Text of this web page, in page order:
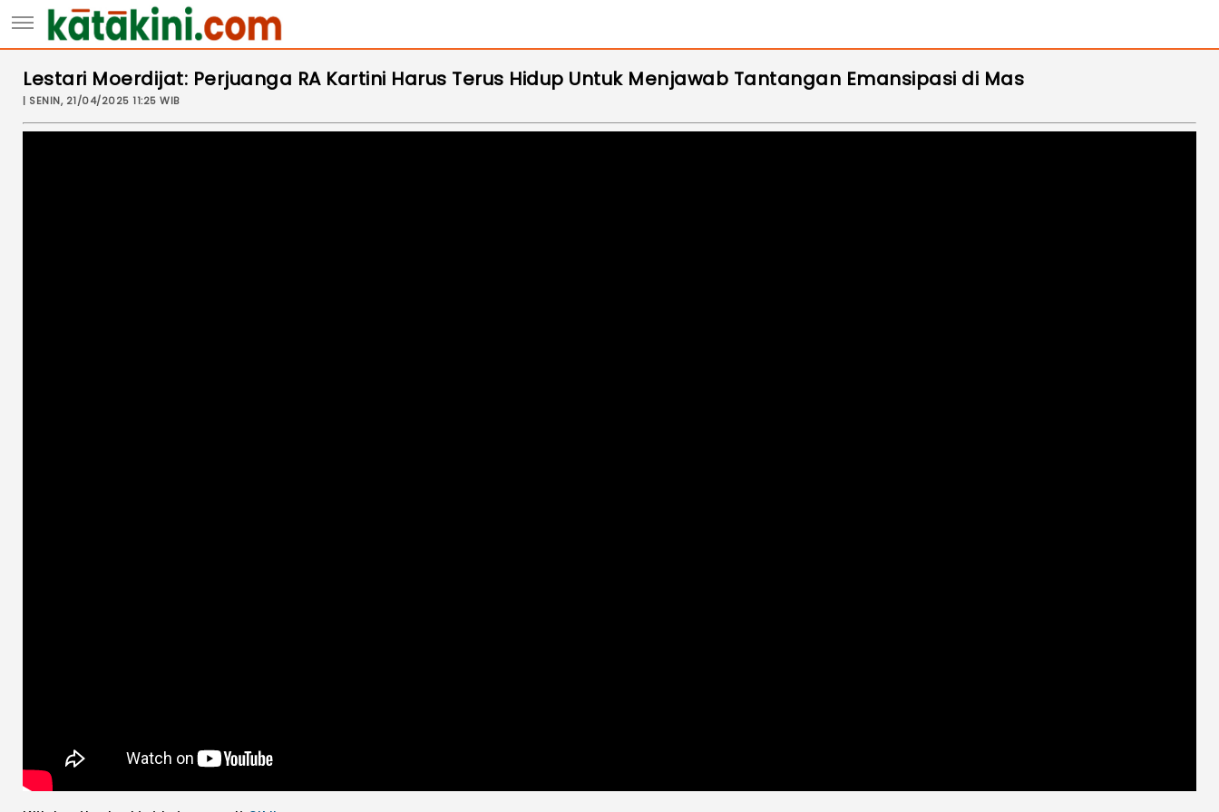
Lestari Moerdijat: Perjuanga RA Kartini Harus Terus Hidup Untuk Menjawab Tantangan Emansipasi di Mas
| SENIN, 21/04/2025 11:25 WIB